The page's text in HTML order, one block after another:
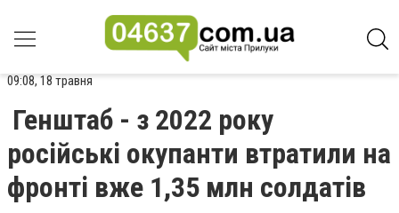
09:08, 18 травня
Генштаб - з 2022 року
російські окупанти втратили на
фронті вже 1,35 млн солдатів